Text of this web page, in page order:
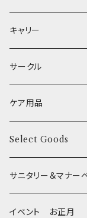
XSサイズ(テープ幅
XSサイズ(テープ幅
etc.
季節限定 お正月
季節限定 バレンタ
季節限定 夏
季節限定 ハロウィ
季節限定 クリスマス
食糞防止
給水器
食器台
カドラー／ベッド
トイレ
キャリー
サークル
サークル
サークルカバー
ケア用品
ブラシ類
デンタルケア
除菌・抗菌・消臭
Select Goods
Bichon Frise
サニタリー＆マナー
イベント お正月